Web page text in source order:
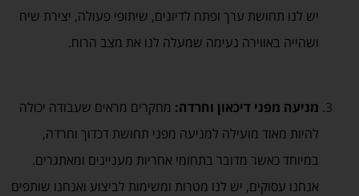
יש לנו תחושת ערך ופתח לדיונים, שיתופי פעולה, יצירת שיח
ושהייה באווירה נעימה שמעלה לנו את מצב הרוח.
מניעה מפני דיכאון וחרדה: מחקרים מראים שעבודה יכולה
להיות מאוד מועילה למניעה מפני תחושת דכדוך וחרדה,
במיוחד כאשר מדובר בתחומי אחריות מעניינים ומאתגרים.
אנחנו עסוקים, יש לנו מטרות ומשימות לביצוע ואנחנו שותפים